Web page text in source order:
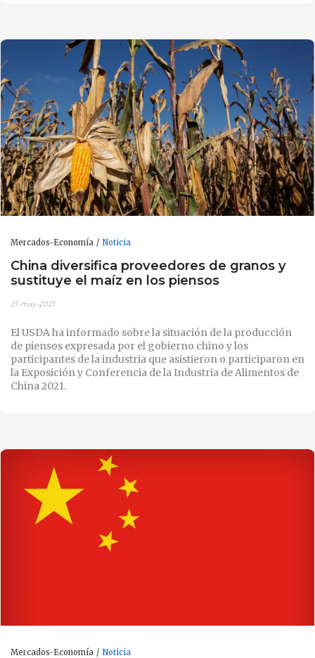
Mercados-Economía Noticia
China diversifica proveedores de granos y
sustituye el maíz en los piensos
21-may-2021
El USDA ha informado sobre la situación de la producción
de piensos expresada por el gobierno chino y los
participantes de la industria que asistieron o participaron en
la Exposición y Conferencia de la Industria de Alimentos de
China 2021.
Mercados-Economía Noticia